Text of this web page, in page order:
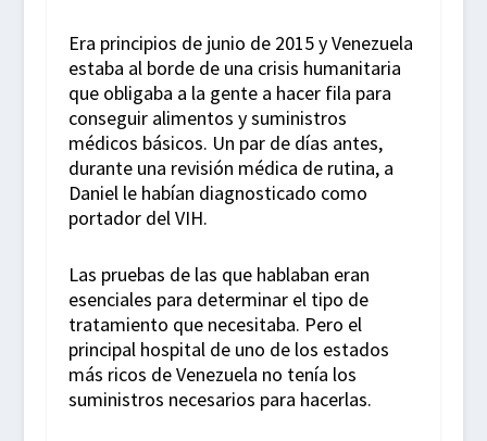
Era principios de junio de 2015 y Venezuela
estaba al borde de una crisis humanitaria
que obligaba a la gente a hacer fila para
conseguir alimentos y suministros
médicos básicos. Un par de días antes,
durante una revisión médica de rutina, a
Daniel le habían diagnosticado como
portador del VIH.
Las pruebas de las que hablaban eran
esenciales para determinar el tipo de
tratamiento que necesitaba. Pero el
principal hospital de uno de los estados
más ricos de Venezuela no tenía los
suministros necesarios para hacerlas.